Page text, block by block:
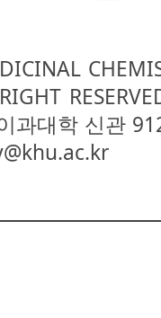
과대학 신관